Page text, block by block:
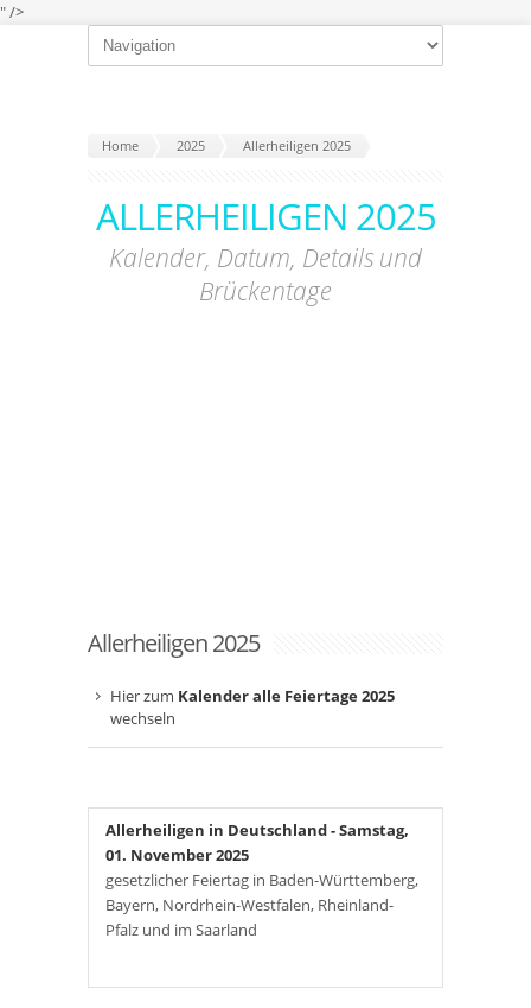
" />
Home 2025 Allerheiligen 2025
ALLERHEILIGEN 2025
Kalender, Datum, Details und
Brückentage
Allerheiligen 2025
Hier zum Kalender alle Feiertage 2025
wechseln
Allerheiligen in Deutschland- Samstag,
01. November 2025
gesetzlicher Feiertag in Baden-Württemberg,
Bayern, Nordrhein-Westfalen, Rheinland-
Pfalz und im Saarland